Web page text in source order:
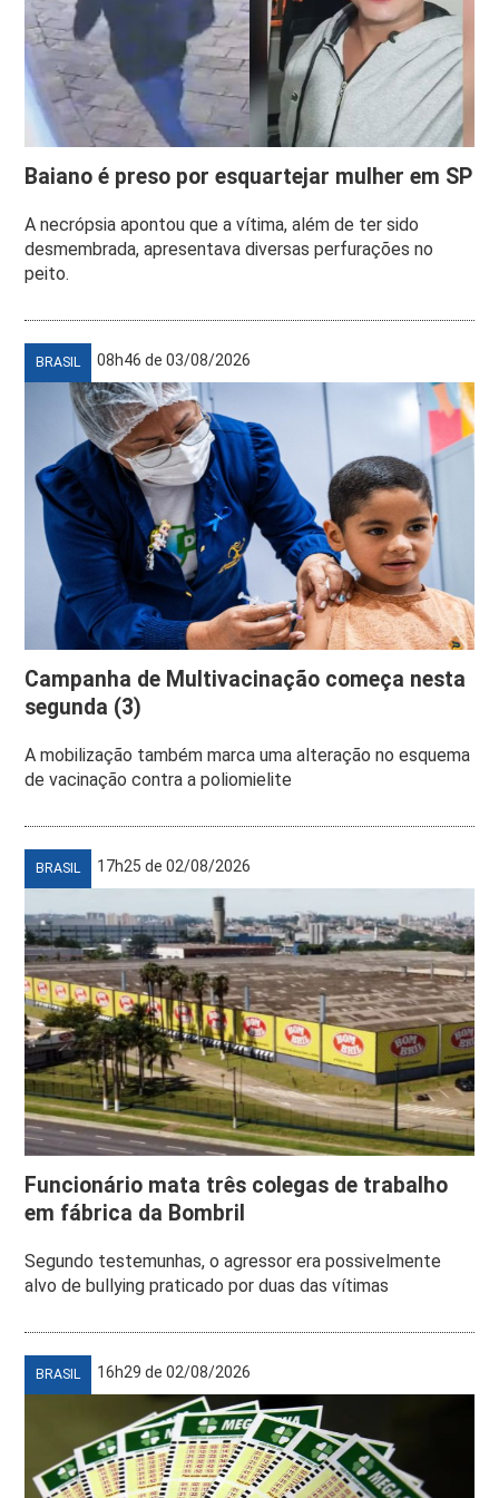
Baiano é preso por esquartejar mulher em SP
A necrópsia apontou que a vítima, além de ter sido
desmembrada, apresentava diversas perfurações no
peito.
BRASIL 08h46 de 03/08/2026
Campanha de Multivacinação começa nesta
segunda (3)
A mobilização também marca uma alteração no esquema
de vacinação contra a poliomielite
BRASIL 17h25 de 02/08/2026
Funcionário mata três colegas de trabalho
em fábrica da Bombril
Segundo testemunhas, o agressor era possivelmente
alvo de bullying praticado por duas das vítimas
BRASIL 16h29 de 02/08/2026